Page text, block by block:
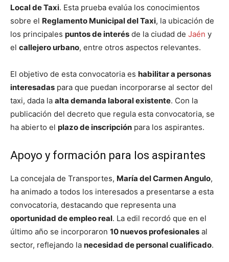
Local de Taxi. Esta prueba evalúa los conocimientos
sobre el Reglamento Municipal del Taxi, la ubicación de
los principales puntos de interés de la ciudad de Jaén y
el callejero urbano, entre otros aspectos relevantes.
El objetivo de esta convocatoria es habilitar a personas
interesadas para que puedan incorporarse al sector del
taxi, dada la alta demanda laboral existente. Con la
publicación del decreto que regula esta convocatoria, se
ha abierto el plazo de inscripción para los aspirantes.
Apoyo y formación para los aspirantes
La concejala de Transportes, María del Carmen Angulo,
ha animado a todos los interesados a presentarse a esta
convocatoria, destacando que representa una
oportunidad de empleo real. La edil recordó que en el
último año se incorporaron 10 nuevos profesionales al
sector, reflejando la necesidad de personal cualificado.